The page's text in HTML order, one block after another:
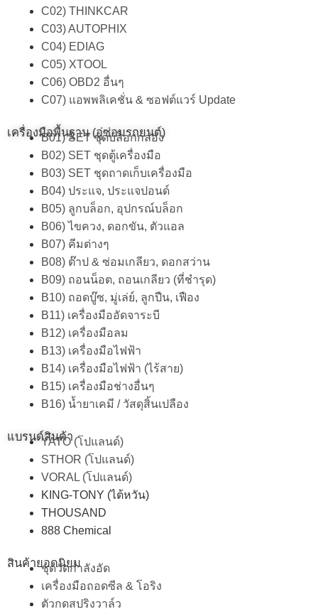
C02) THINKCAR
C03) AUTOPHIX
C04) EDIAG
C05) XTOOL
C06) OBD2 อื่นๆ
C07) แอพพลิเคชั่น & ซอฟต์แวร์ Update
เครื่องมือพื้นฐาน (อู่ซ่อมรถยนต์)
B01) SET ชุดบล็อกกล่อง
B02) SET ชุดตู้เครื่องมือ
B03) SET ชุดถาดเก็บเครื่องมือ
B04) ประแจ, ประแจปอนด์
B05) ลูกบล็อก, อุปกรณ์บล็อก
B06) ไขควง, ดอกขัน, ตัวแอล
B07) คีมต่างๆ
B08) ต๊าป & ซ่อมเกลียว, ดอกสว่าน
B09) ถอนน็อต, ถอนเกลียว (ที่ชำรุด)
B10) ถอดบู๊ซ, มู่เล่ย์, ลูกปืน, เฟือง
B11) เครื่องมืออัดจาระบี
B12) เครื่องมือลม
B13) เครื่องมือไฟฟ้า
B14) เครื่องมือไฟฟ้า (ไร้สาย)
B15) เครื่องมือช่างอื่นๆ
B16) น้ำยาเคมี / วัสดุสิ้นเปลือง
แบรนด์สินค้าYATO (โปแลนด์)
STHOR (โปแลนด์)
VORAL (โปแลนด์)
KING-TONY (ไต้หวัน)
THOUSAND
888 Chemical
สินค้ายอดนิยม
ชุดวัดกำลังอัด
เครื่องมือถอดซีล & โอริง
ตัวกดสปริงวาล์ว